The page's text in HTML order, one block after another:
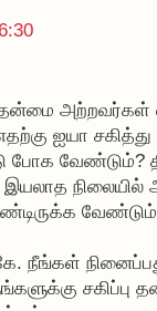
அற்றவர்கள்
ஐயா
வேண்டும்?
இயலாத
நீங்கள்